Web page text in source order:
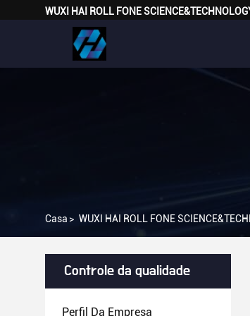
WUXI HAI ROLL FONE
Casa > WUXI HAI ROLL FONE
Controle da qualidade
Perfil Da Empresa